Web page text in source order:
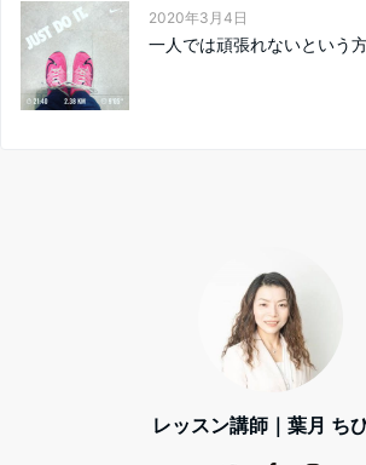
2020年3月4日
一人では頑張れないという
レッスン講師｜葉月 ち